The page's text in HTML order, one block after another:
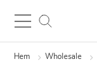
Hem Wholesale